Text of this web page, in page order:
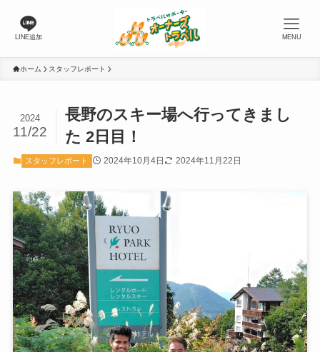
LINE追加 MENU
ホーム スタッフレポート
長野のスキー場へ行ってきまし
た 2日目！
2024
11/22
スタッフレポート 2024年10月4日 2024年11月22日